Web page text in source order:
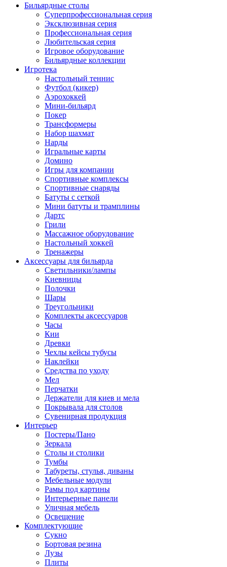
Бильярдные столы
Суперпрофессиональная серия
Эксклюзивная серия
Профессиональная серия
Любительская серия
Игровое оборудование
Бильярдные коллекции
Игротека
Настольный теннис
Футбол (кикер)
Аэрохоккей
Мини-бильярд
Покер
Трансформеры
Набор шахмат
Нарды
Игральные карты
Домино
Игры для компании
Спортивные комплексы
Спортивные снаряды
Батуты с сеткой
Мини батуты и трамплины
Дартс
Грили
Массажное оборудование
Настольный хоккей
Тренажеры
Аксессуары для бильярда
Светильники/лампы
Киевницы
Полочки
Шары
Треугольники
Комплекты аксессуаров
Часы
Кии
Древки
Чехлы кейсы тубусы
Наклейки
Средства по уходу
Мел
Перчатки
Держатели для киев и мела
Покрывала для столов
Сувенирная продукция
Интерьер
Постеры/Пано
Зеркала
Столы и столики
Тумбы
Табуреты, стулья, диваны
Мебельные модули
Рамы под картины
Интерьерные панели
Уличная мебель
Освещение
Комплектующие
Сукно
Бортовая резина
Лузы
Плиты